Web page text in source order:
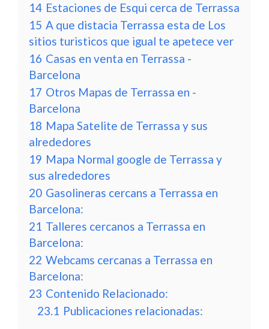
14 Estaciones de Esqui cerca de Terrassa
15 A que distacia Terrassa esta de Los
sitios turisticos que igual te apetece ver
16 Casas en venta en Terrassa -
Barcelona
17 Otros Mapas de Terrassa en -
Barcelona
18 Mapa Satelite de Terrassa y sus
alrededores
19 Mapa Normal google de Terrassa y
sus alrededores
20 Gasolineras cercans a Terrassa en
Barcelona:
21 Talleres cercanos a Terrassa en
Barcelona:
22 Webcams cercanas a Terrassa en
Barcelona:
23 Contenido Relacionado:
23.1 Publicaciones relacionadas: